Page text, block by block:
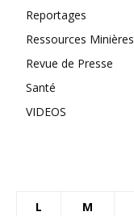
Reportages
Ressources Minières
Revue de Presse
Santé
VIDEOS
L M